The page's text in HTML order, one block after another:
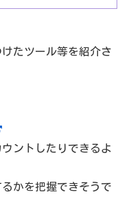
たツール等を紹介さ
ントしたりできるよ
かを把握できそうで